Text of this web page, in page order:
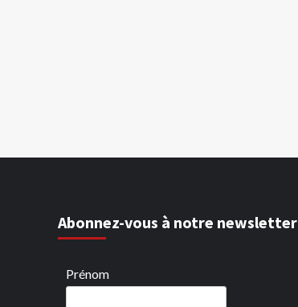
Abonnez-vous à notre newsletter
Prénom